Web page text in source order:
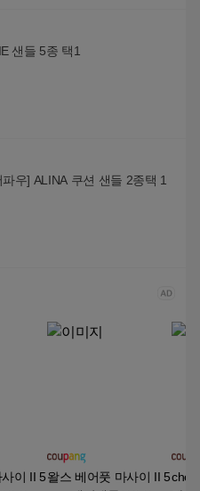
샌들 5종 택1
쿠션 샌들 2종택 1
이 II 5왈스 베어풋 마사이 II 5